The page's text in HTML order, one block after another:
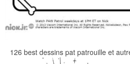
126 best dessins pat patrouille et